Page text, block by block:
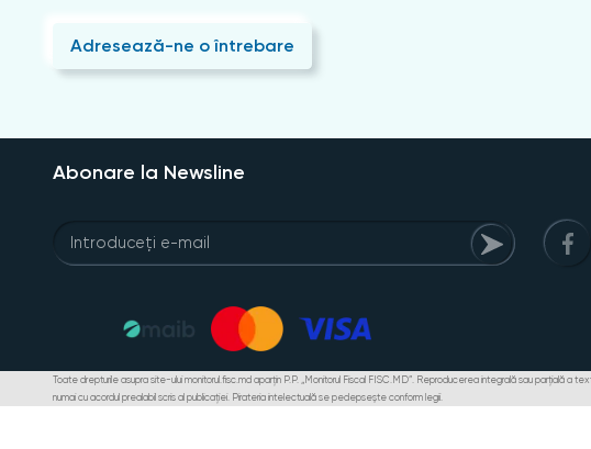
Adresează-ne o întrebare
Abonare la Newsline
Toate drepturile asupra site-ului monitorul.fisc.md aparțin P.P. „Monitorul Fiscal FISC.MD”. Reproducerea integrală sau parțială a
numai cu acordul prealabil scris al publicației. Pirateria intelectuală se pedepsește conform legii.